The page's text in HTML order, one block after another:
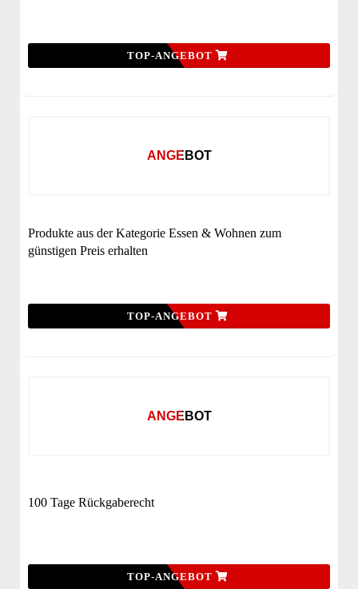
TOP-ANGEBOT
ANGEBOT
Produkte aus der Kategorie Essen & Wohnen zum
günstigen Preis erhalten
TOP-ANGEBOT
ANGEBOT
100 Tage Rückgaberecht
TOP-ANGEBOT